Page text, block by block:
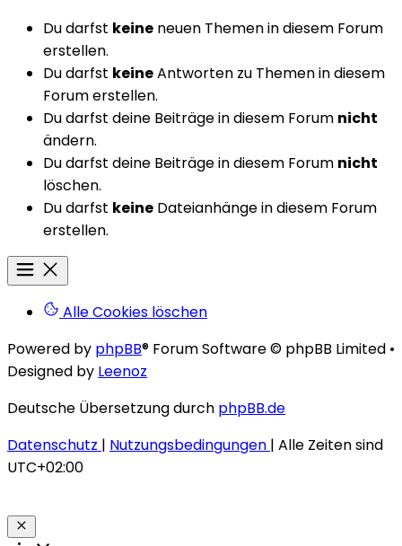
Du darfst keine neuen Themen in diesem Forum
erstellen.
Du darfst keineAntworten zu Themen in diesem
Forum erstellen.
Du darfst deine Beiträge in diesem Forum nicht
ändern.
Du darfst deine Beiträge in diesem Forum nicht
löschen.
Du darfst keine Dateianhänge in diesem Forum
erstellen.
Alle Cookies löschen
Powered by phpBB® Forum Software © phpBB Limited •
Designed by Leenoz
Deutsche Übersetzung durch phpBB.de
Datenschutz | Nutzungsbedingungen | Alle Zeiten sind
UTC+02:00